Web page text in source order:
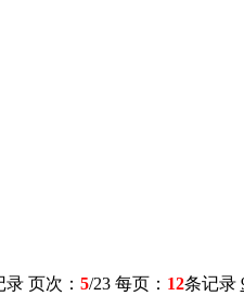
录 页次： 5/23 每页： 12条记录